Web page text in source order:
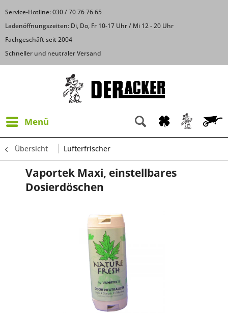
Service-Hotline: 030 / 70 76 76 65
Ladenöffnungszeiten: Di, Do, Fr 10-17 Uhr / Mi 12 - 20 Uhr
Fachgeschäft seit 2004
Schneller und neutraler Versand
Menü
Übersicht Lufterfrischer
Vaportek Maxi, einstellbares
Dosierdöschen